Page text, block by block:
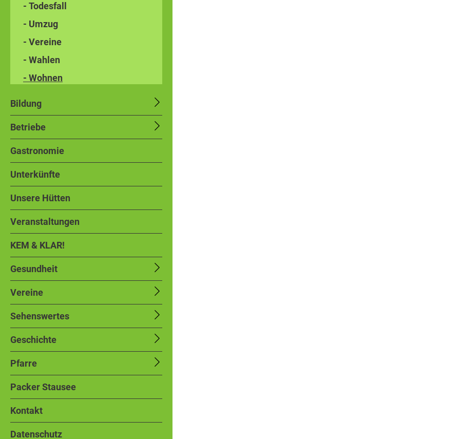
- Todesfall
- Umzug
- Vereine
- Wahlen
- Wohnen
Bildung
Betriebe
Gastronomie
Unterkünfte
Unsere Hütten
Veranstaltungen
KEM & KLAR!
Gesundheit
Vereine
Sehenswertes
Geschichte
Pfarre
Packer Stausee
Kontakt
Datenschutz